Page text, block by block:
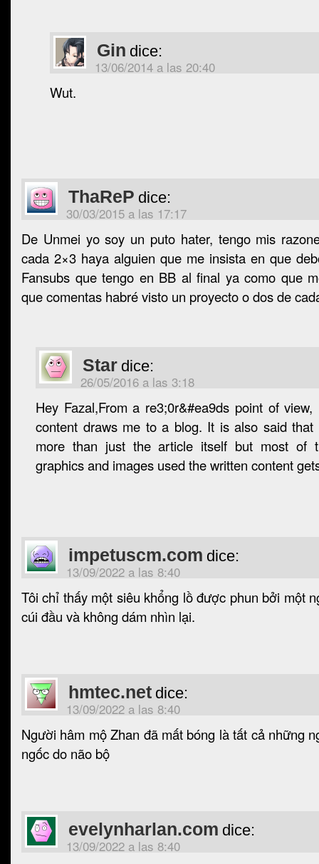
Gin dice:
13/06/2014 a las 20:40
Wut.
ThaReP dice:
30/03/2015 a las 17:17
De Unmei yo soy un puto hater, tengo mis
cada 2×3 haya alguien que me insista en que
Fansubs que tengo en BB al final ya como que
que comentas habré visto un proyecto o dos de
Star dice:
26/05/2016 a las 3:18
Hey Fazal,From a re3;0r&#ea9ds point of
content draws me to a blog. It is also said that
more than just the article itself but most of
graphics and images used the written content
impetuscm.com dice:
13/09/2022 a las 8:40
Tôi chỉ thấy một siêu khổng lồ được phun bởi một
cúi đầu và không dám nhìn lại.
hmtec.net dice:
13/09/2022 a las 8:40
Người hâm mộ Zhan đã mất bóng là tất cả những
ngốc do não bộ
evelynharlan.com dice:
13/09/2022 a las 8:40